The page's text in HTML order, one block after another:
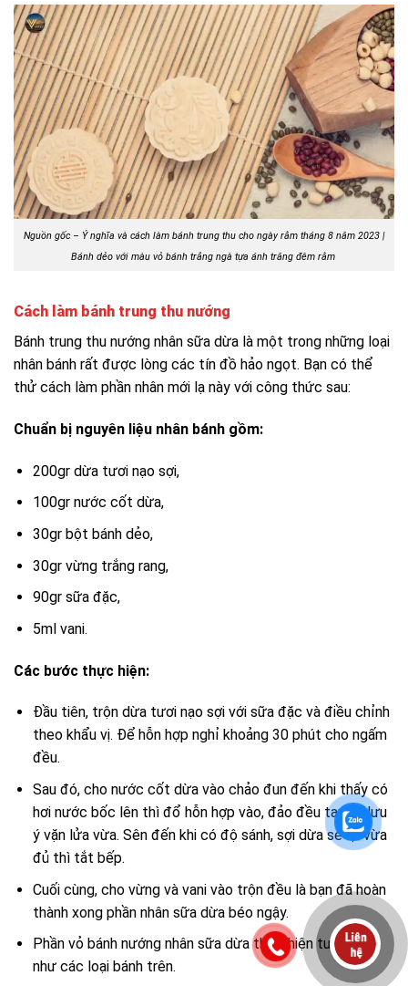
Nguồn gốc – Ý nghĩa và cách làm bánh trung thu cho ngày rằm tháng 8 năm 2023 |
Bánh dẻo với màu vỏ bánh trắng ngà tựa ánh trăng đêm rằm
Cách làm bánh trung thu nướng
Bánh trung thu nướng nhân sữa dừa là một trong những loại
nhân bánh rất được lòng các tín đồ hảo ngọt. Bạn có thể
thử cách làm phần nhân mới lạ này với công thức sau:
Chuẩn bị nguyên liệu nhân bánh gồm:
200gr dừa tươi nạo sợi,
100gr nước cốt dừa,
30gr bột bánh dẻo,
30gr vừng trắng rang,
90gr sữa đặc,
5ml vani.
Các bước thực hiện:
Đầu tiên, trộn dừa tươi nạo sợi với sữa đặc và điều chỉnh
theo khẩu vị. Để hỗn hợp nghỉ khoảng 30 phút cho ngấm
đều.
Sau đó, cho nước cốt dừa vào chảo đun đến khi thấy có
hơi nước bốc lên thì đổ hỗn hợp vào, đảo đều tay và lưu
ý vặn lửa vừa. Sên đến khi có độ sánh, sợi dừa se lại vừa
đủ thì tắt bếp.
Cuối cùng, cho vừng và vani vào trộn đều là bạn đã hoàn
thành xong phần nhân sữa dừa béo ngậy.
Phần vỏ bánh nướng nhân sữa dừa thực hiện tương tự
như các loại bánh trên.